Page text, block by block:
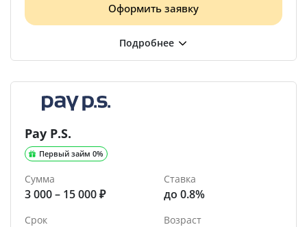
Оформить заявку
Pay P.S.
Первый займ 0%
Сумма
3 000 – 15 000 ₽
Ставка
до 0.8%
Срок Возраст